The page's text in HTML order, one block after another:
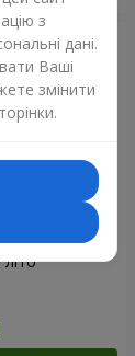
з
дані.
Ваші
змінити